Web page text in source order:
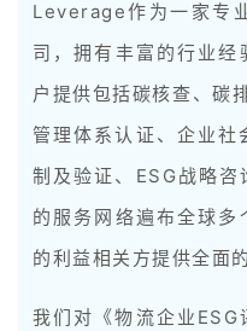
Leverage作为一家专
司，拥有丰富的行业
户提供包括碳核查、碳
管理体系认证、企业社
制及验证、ESG战略
的服务网络遍布全球
的利益相关方提供全面
我们对《物流企业